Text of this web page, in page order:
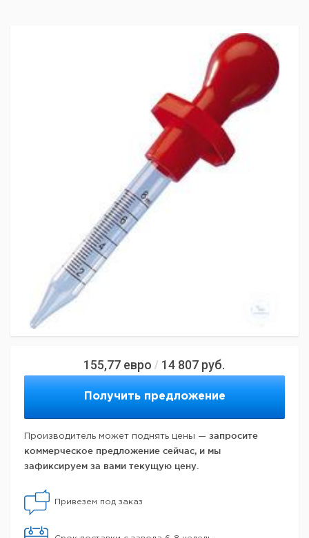
155,77 евро / 14 807 руб.
Получить предложение
Производитель может поднять цены — запросите
коммерческое предложение сейчас, и мы
зафиксируем за вами текущую цену.
Привезем под заказ